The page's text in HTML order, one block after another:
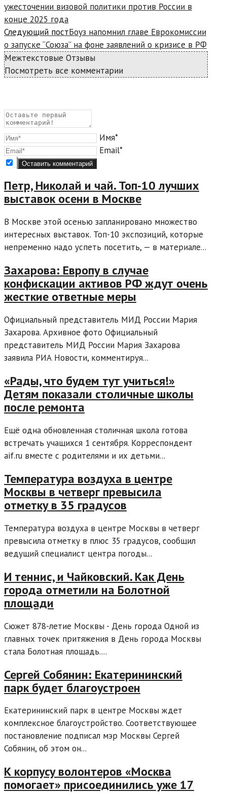
ужесточении визовой политики против России в
конце 2025 года
Следующий постБоуз напомнил главе Еврокомиссии
о запуске “Союза” на фоне заявлений о кризисе в РФ
Межтекстовые Отзывы
Посмотреть все комментарии
Имя*
Email*
Петр, Николай и чай. Топ-10 лучших
выставок осени в Москве
В Москве этой осенью запланировано множество
интересных выставок. Топ-10 экспозиций, которые
непременно надо успеть посетить, — в материале...
Захарова: Европу в случае
конфискации активов РФ ждут очень
жесткие ответные меры
Официальный представитель МИД России Мария
Захарова. Архивное фото Официальный
представитель МИД России Мария Захарова
заявила РИА Новости, комментируя...
«Рады, что будем тут учиться!»
Детям показали столичные школы
после ремонта
Ещё одна обновленная столичная школа готова
встречать учащихся 1 сентября. Корреспондент
aif.ru вместе с родителями и их детьми...
Температура воздуха в центре
Москвы в четверг превысила
отметку в 35 градусов
Температура воздуха в центре Москвы в четверг
превысила отметку в плюс 35 градусов, сообщил
ведущий специалист центра погоды...
И теннис, и Чайковский. Как День
города отметили на Болотной
площади
Сюжет 878-летие Москвы - День города Одной из
главных точек притяжения в День города Москвы
стала Болотная площадь....
Сергей Собянин: Екатерининский
парк будет благоустроен
Екатерининский парк в центре Москвы ждет
комплексное благоустройство. Соответствующее
постановление подписал мэр Москвы Сергей
Собянин, об этом он...
К корпусу волонтеров «Москва
помогает» присоединились уже 17